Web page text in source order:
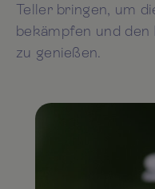
Teller bringen, um
bekämpfen und
zu genießen.